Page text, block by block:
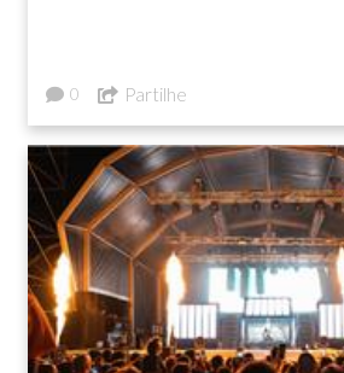
0 Partilhe